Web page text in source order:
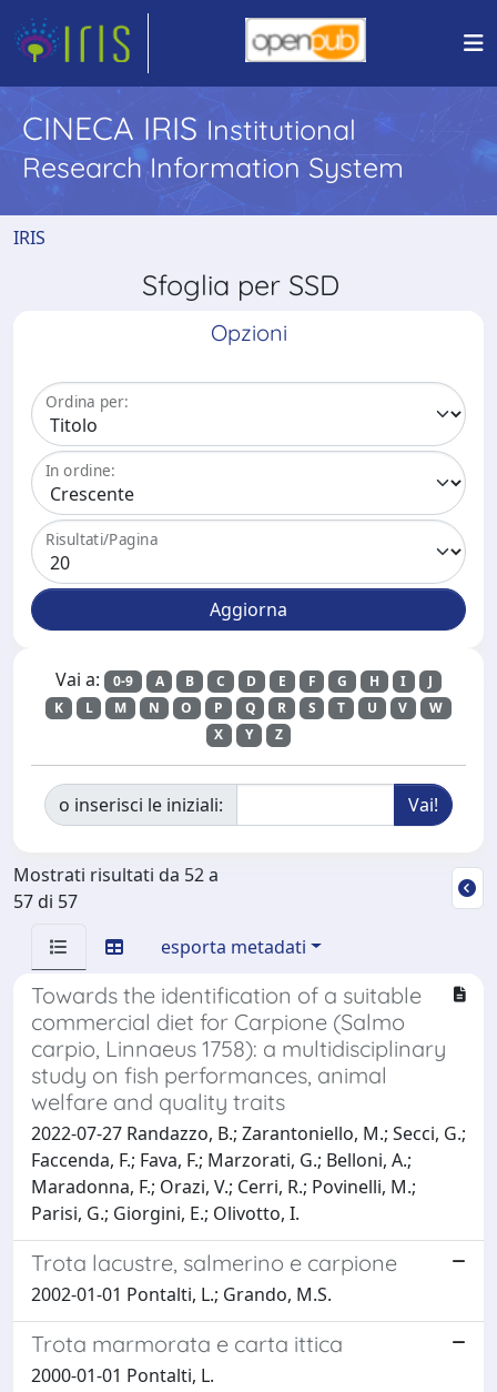
CINECA IRIS Institutional
Research Information System
IRIS
Sfoglia per SSD
Opzioni
Ordina per:
In ordine:
Risultati/Pagina
Vai a: 0-9 A B C D E F G H I
J
K
L M N O P Q R S T U V
W
X
Y Z
o inserisci le iniziali:
Mostrati risultati da 52 a
57 di 57
esporta metadati
Towards the identification of a suitable
commercial diet for Carpione (Salmo
carpio, Linnaeus 1758): a multidisciplinary
study on fish performances, animal
welfare and quality traits
2022-07-27 Randazzo, B.; Zarantoniello, M.; Secci, G.;
Faccenda, F.; Fava, F.; Marzorati, G.; Belloni, A.;
Maradonna, F.; Orazi, V.; Cerri, R.; Povinelli, M.;
Parisi, G.; Giorgini, E.; Olivotto, I.
Trota lacustre, salmerino e carpione
2002-01-01 Pontalti, L.; Grando, M.S.
Trota marmorata e carta ittica
2000-01-01 Pontalti, L.